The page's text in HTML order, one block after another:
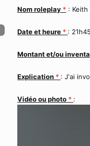
Nom roleplay * : Keith
Date et heure * :
Montant et/ou
Explication * : J'ai
Vidéo ou photo * :